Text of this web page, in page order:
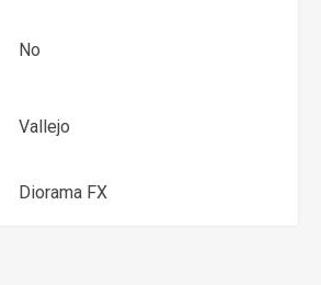
No
Vallejo
Diorama FX